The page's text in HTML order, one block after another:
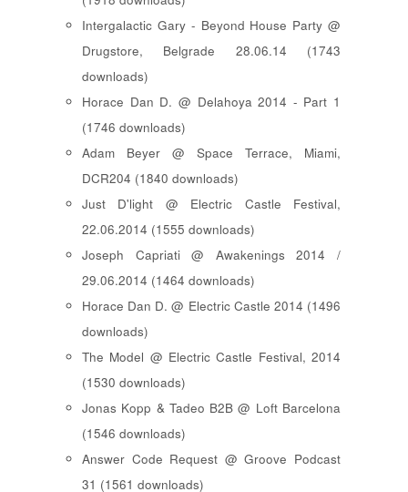
Intergalactic Gary - Beyond House Party @
Drugstore, Belgrade 28.06.14 (1743
downloads)
Horace Dan D. @ Delahoya 2014 - Part 1
(1746 downloads)
Adam Beyer @ Space Terrace, Miami,
DCR204 (1840 downloads)
Just D'light @ Electric Castle Festival,
22.06.2014 (1555 downloads)
Joseph Capriati @ Awakenings 2014 /
29.06.2014 (1464 downloads)
Horace Dan D. @ Electric Castle 2014 (1496
downloads)
The Model @ Electric Castle Festival, 2014
(1530 downloads)
Jonas Kopp & Tadeo B2B @ Loft Barcelona
(1546 downloads)
Answer Code Request @ Groove Podcast
31 (1561 downloads)